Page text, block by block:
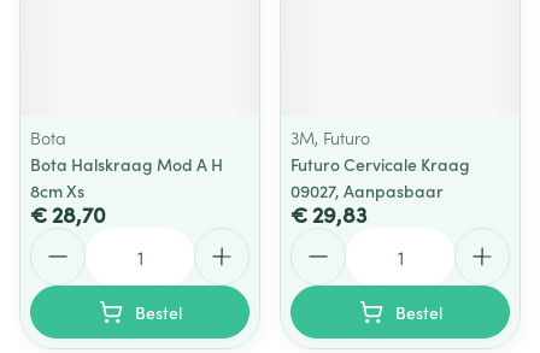
Bota
Bota Halskraag Mod A H
8cm Xs
€ 28,70
Bestel
3M, Futuro
Futuro Cervicale Kraag
09027, Aanpasbaar
€ 29,83
Bestel